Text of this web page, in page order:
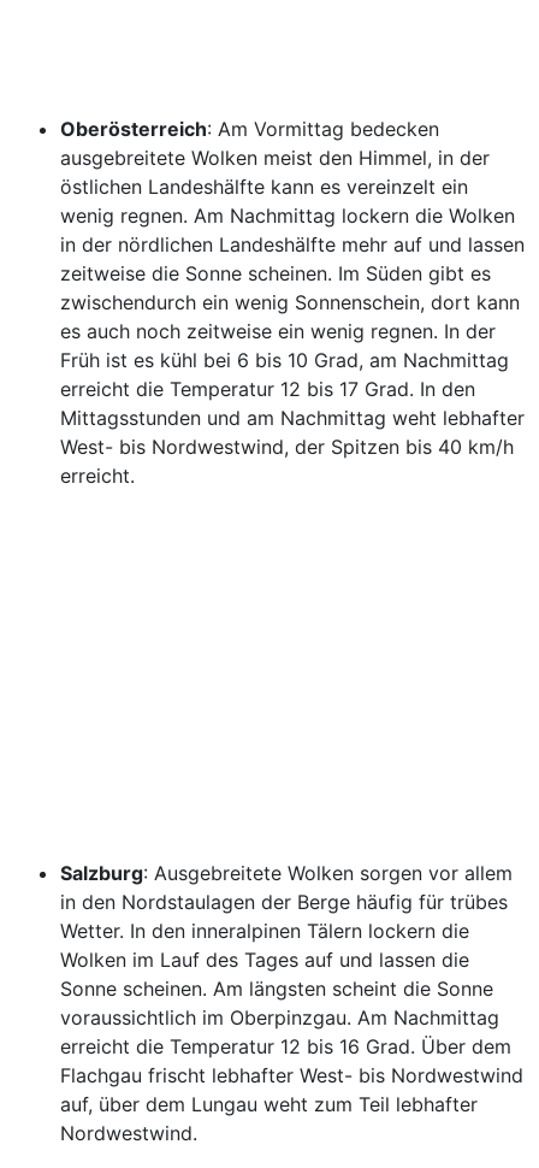
Oberösterreich: Am Vormittag bedecken
ausgebreitete Wolken meist den Himmel, in der
östlichen Landeshälfte kann es vereinzelt ein
wenig regnen. Am Nachmittag lockern die Wolken
in der nördlichen Landeshälfte mehr auf und lassen
zeitweise die Sonne scheinen. Im Süden gibt es
zwischendurch ein wenig Sonnenschein, dort kann
es auch noch zeitweise ein wenig regnen. In der
Früh ist es kühl bei 6 bis 10 Grad, am Nachmittag
erreicht die Temperatur 12 bis 17 Grad. In den
Mittagsstunden und am Nachmittag weht lebhafter
West- bis Nordwestwind, der Spitzen bis 40 km/h
erreicht.
Salzburg: Ausgebreitete Wolken sorgen vor allem
in den Nordstaulagen der Berge häufig für trübes
Wetter. In den inneralpinen Tälern lockern die
Wolken im Lauf des Tages auf und lassen die
Sonne scheinen. Am längsten scheint die Sonne
voraussichtlich im Oberpinzgau. Am Nachmittag
erreicht die Temperatur 12 bis 16 Grad. Über dem
Flachgau frischt lebhafter West- bis Nordwestwind
auf, über dem Lungau weht zum Teil lebhafter
Nordwestwind.